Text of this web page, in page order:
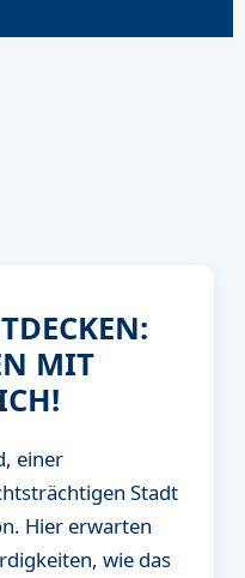
MIT
einer
Stadt
Hier erwarten
wie das